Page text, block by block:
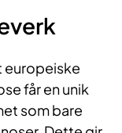
europeiske
får en unik
som bare